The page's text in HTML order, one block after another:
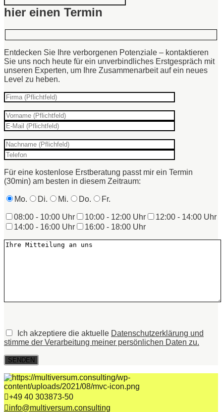
hier einen Termin
Entdecken Sie Ihre verborgenen Potenziale – kontaktieren
Sie uns noch heute für ein unverbindliches Erstgespräch mit
unseren Experten, um Ihre Zusammenarbeit auf ein neues
Level zu heben.
Für eine kostenlose Erstberatung passt mir ein Termin
(30min) am besten in diesem Zeitraum:
Mo. Di. Mi. Do. Fr.
08:00 - 10:00 Uhr 10:00 - 12:00 Uhr
12:00 - 14:00 Uhr
14:00 - 16:00 Uhr
16:00 - 18:00 Uhr
Ich akzeptiere die aktuelle Datenschutzerklärung und
stimme der Verarbeitung meiner persönlichen Daten zu.
+49 40 303873-50
info@multiversum.consulting